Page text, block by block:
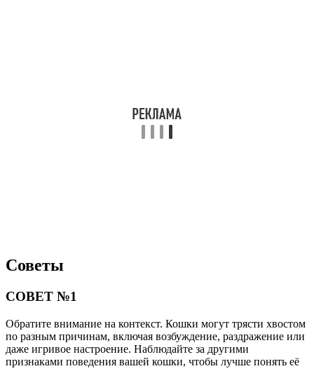
Советы
СОВЕТ №1
Обратите внимание на контекст. Кошки могут трясти хвостом
по разным причинам, включая возбуждение, раздражение или
даже игривое настроение. Наблюдайте за другими
признаками поведения вашей кошки, чтобы лучше понять её